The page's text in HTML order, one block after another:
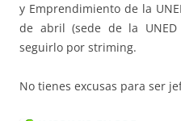
y Emprendimiento de la
de abril (sede de la
seguirlo por striming.
No tienes excusas para ser